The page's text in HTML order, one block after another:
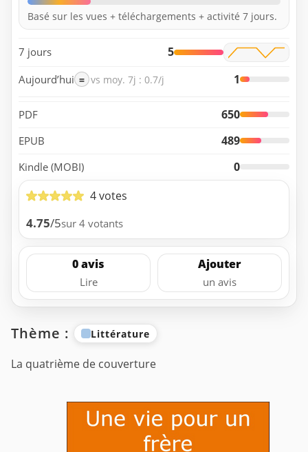
Basé sur les vues + téléchargements + activité 7 jours.
7 jours 5
Aujourd’hui = vs moy. 7j : 0.7/j 1
PDF 650
EPUB 489
Kindle (MOBI)
0
4 votes
4.75/5sur 4 votants
0 avis
Lire
Ajouter
un avis
Thème : Littérature
La quatrième de couverture